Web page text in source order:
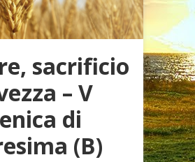
sacrificio
– V
di
(B)